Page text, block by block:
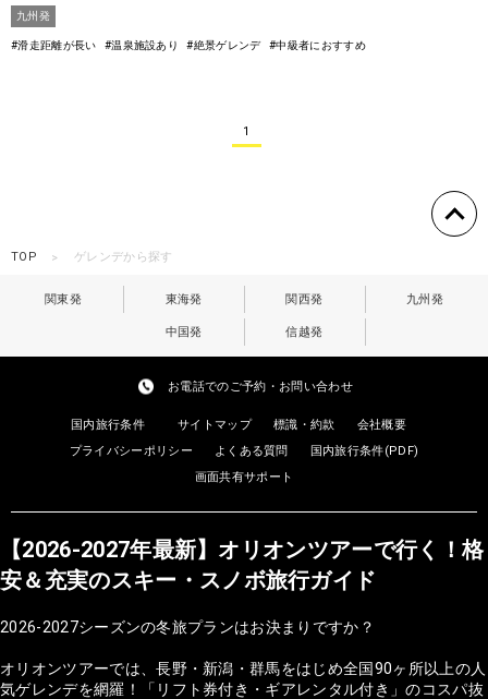
九州発
#滑走距離が長い #温泉施設あり #絶景ゲレンデ #中級者におすすめ
1
TOP ゲレンデから探す
関東発 東海発 関西発 九州発
中国発 信越発
お電話でのご予約・お問い合わせ
国内旅行条件 サイトマップ 標識・約款
会社概要
プライバシーポリシー
よくある質問
国内旅行条件(PDF)
画面共有サポート
【2026-2027年最新】オリオンツアーで行く！格
安＆充実のスキー・スノボ旅行ガイド
2026-2027シーズンの冬旅プランはお決まりですか？
オリオンツアーでは、長野・新潟・群馬をはじめ全国90ヶ所以上の人
気ゲレンデを網羅！「リフト券付き・ギアレンタル付き」のコスパ抜